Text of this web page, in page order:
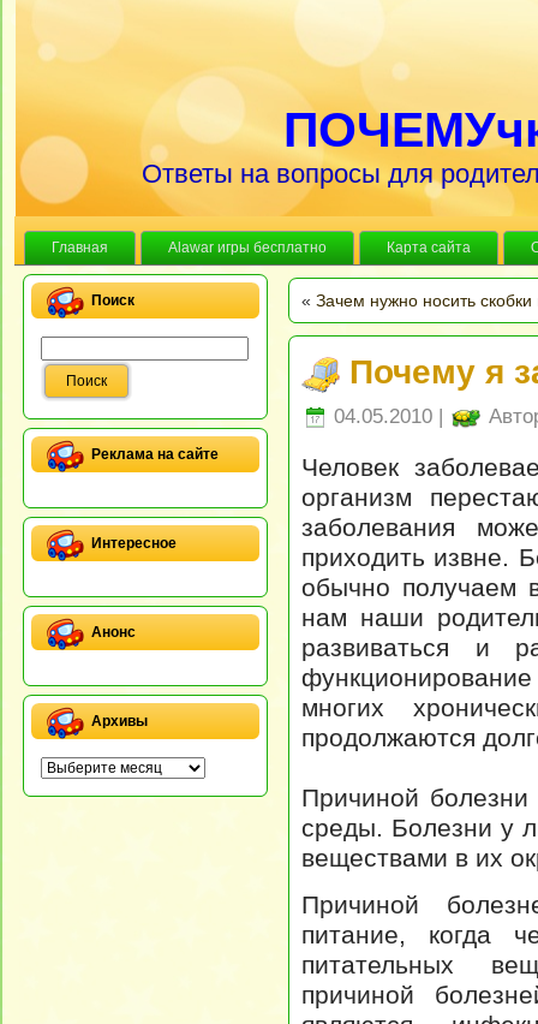
Ответы на вопросы для
Главная Alawar игры бесплатно Карта сайта
Поиск
Реклама на сайте
Интересное
Анонс
Архивы
« Зачем нужно носить скобки
Почему я
04.05.2010 |
Человек
организм
заболевания
приходить извне.
обычно получаем
нам наши
развиваться и
многих
продолжаются
Причиной
среды. Болезни у
веществами в их
Причиной
питание, когда
питательных
причиной